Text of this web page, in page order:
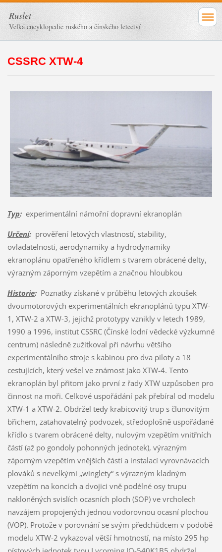
Ruslet
Velká encyklopedie ruského a čínského letectví
CSSRC XTW-4
Typ:experimentální námořní dopravní ekranoplán
Určení:prověření letových vlastností, stability,
ovladatelnosti, aerodynamiky a hydrodynamiky
ekranoplánu opatřeného křídlem s tvarem obrácené delty,
výrazným záporným vzepětím a značnou hloubkou
Historie:Poznatky získané v průběhu letových zkoušek
dvoumotorových experimentálních ekranoplánů typu XTW-
1, XTW-2 a XTW-3, jejichž prototypy vznikly v letech 1989,
1990 a 1996, institut CSSRC (Čínské lodní vědecké výzkumné
centrum) následně zužitkoval při návrhu většího
experimentálního stroje s kabinou pro dva piloty a 18
cestujících, který vešel ve známost jako XTW-4. Tento
ekranoplán byl přitom jako první z řady XTW uzpůsoben pro
činnost na moři. Celkové uspořádání pak přebíral od modelu
XTW-1 a XTW-2. Obdržel tedy krabicovitý trup s člunovitým
břichem, zatahovatelný podvozek, středoplošně uspořádané
křídlo s tvarem obrácené delty, nulovým vzepětím vnitřních
částí (až po gondoly pohonných jednotek), výrazným
záporným vzepětím vnějších částí a instalací vyrovnávacích
plováků s nevelkými „winglety“ s výrazným kladným
vzepětím na koncích a dvojici vně podélné osy trupu
nakloněných svislích ocasních ploch (SOP) ve vrcholech
navzájem propojených jednou vodorovnou ocasní plochou
(VOP). Protože v porovnání se svým předchůdcem v podobě
modelu XTW-2 vykazoval větší hmotností, na místo 295 hp